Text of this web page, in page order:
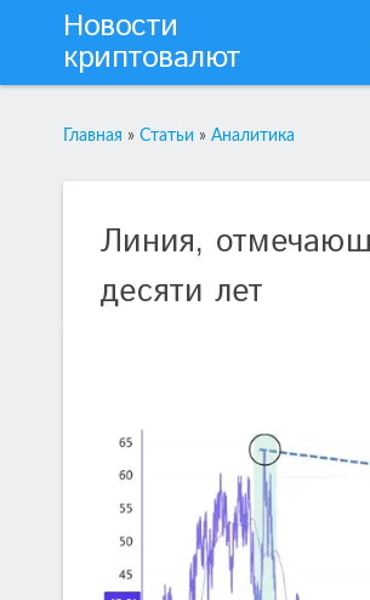
Новости
криптовалют
Главная » Статьи » Аналитика
Линия,
десяти лет